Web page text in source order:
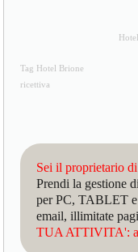
Tag Hotel Brione
ricettiva
Sei il proprietario
Prendi la gestione
per PC, TABLET
email, illimitate
TUA ATTIVITA':